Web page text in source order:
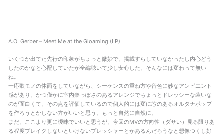
A.O. Gerber – Meet Me at the Gloaming (LP)
いくつか出てた先行の印象がちょっと微妙で、掲載すらしていなかったし内心どう
したのかなと心配していたが全編聴いて少し安心した、そんなには変わって無い
ね。
一応歌モノの体面をしていながら、シーケンスの重ね方や音色に妙なアンビエント
感があり、かつ僅かに室内楽っぽさのあるアレンジでちょっとドレッシーな装いな
のが面白くて、その点を評価しているので個人的には変に芯のあるオルタナポップ
を作ろうとかしない方がいいと思う。もっと自然に自然に。
まだ、ここより更に曖昧でいいと思うが、今回のMVの方向性（ダサい）見る限りあ
る程度ブレイクしないといけないプレッシャーとかあるんだろうなと想像つくし好